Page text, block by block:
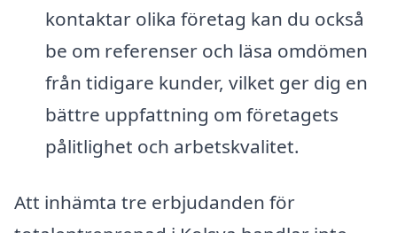
kontaktar olika företag kan du också
be om referenser och läsa omdömen
från tidigare kunder, vilket ger dig en
bättre uppfattning om företagets
pålitlighet och arbetskvalitet.
Att inhämta tre erbjudanden för